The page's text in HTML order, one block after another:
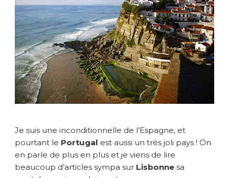
r
i
r
L
i
s
b
o
n
n
o
m
m
e
Je suis une inconditionnelle de l’Espagne, et
pourtant le Portugal est aussi un très joli pays ! On
en parle de plus en plus et je viens de lire
beaucoup d’articles sympa sur Lisbonne sa